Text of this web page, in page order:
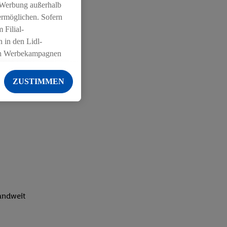
außerhalb
Sofern
Filial-
in den Lidl-
Diensten
der Lidl-Dienste,
Geschlecht -
Zielgruppen
in Ihr
daraus eine
ZUSTIMMEN